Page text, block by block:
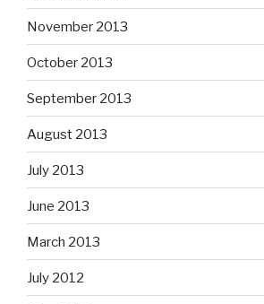
November 2013
October 2013
September 2013
August 2013
July 2013
June 2013
March 2013
July 2012